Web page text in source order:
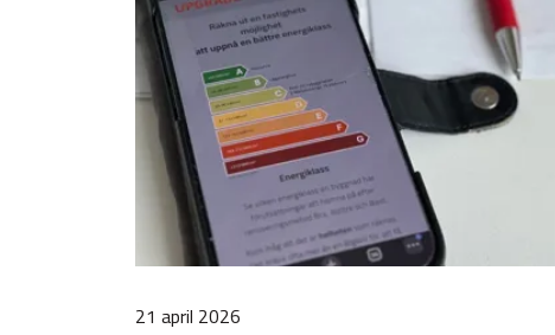
21 april 2026